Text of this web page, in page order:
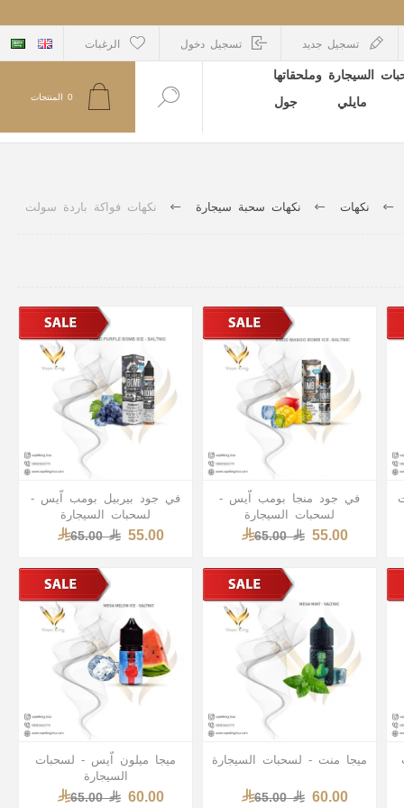
تسجيل جديد تسجيل دخول الرغبات
السيجارة وملحقاتها
مايلي جول 0 المنتجات
نكهات نكهات سحبة سيجارة نكهات فواكة باردة سولت
في جود منجا بومب اّيس -
لسحبات السيجارة
55.00
65.00
في جود بيربيل بومب اّيس -
لسحبات السيجارة
55.00
65.00
ميجا منت - لسحبات السيجارة
60.00
65.00
ميجا ميلون اّيس - لسحبات
السيجارة
60.00
65.00